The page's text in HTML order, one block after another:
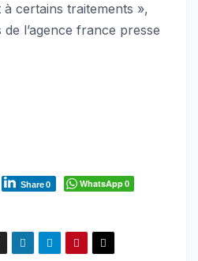
à certains traitements »,
l’agence france presse
Share0 WhatsApp0